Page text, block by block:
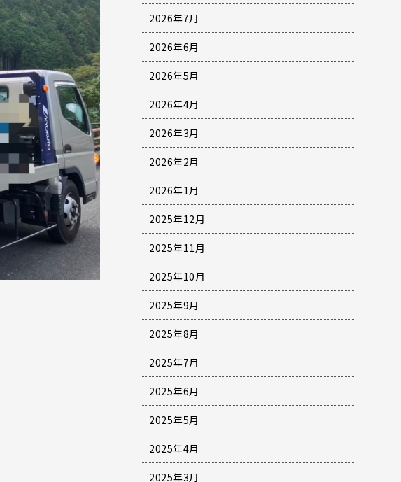
2026年7月
2026年6月
2026年5月
2026年4月
2026年3月
2026年2月
2026年1月
2025年12月
2025年11月
2025年10月
2025年9月
2025年8月
2025年7月
2025年6月
2025年5月
2025年4月
2025年3月